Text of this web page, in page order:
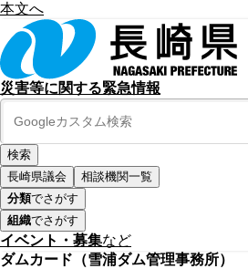
本文へ
災害等に関する緊急情報
長崎県議会
相談機関一覧
分類でさがす
組織でさがす
イベント・募集など
ダムカード（雪浦ダム管理事務所）